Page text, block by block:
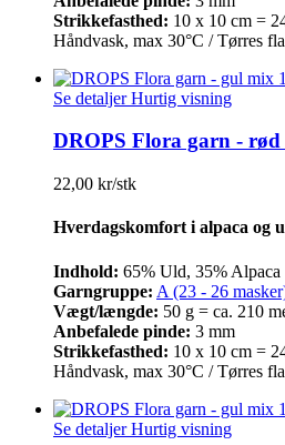
Strikkefasthed: 10 x 10 cm =
Håndvask, max 30°C / Tørres
Se detaljerHurtig visning
DROPS Flora garn - rød
22,00 kr/stk
Hverdagskomfort i alpaca og
Indhold: 65% Uld, 35% Alpaca
Garngruppe: A (23 - 26
Vægt/længde: 50 g = ca. 210
Anbefalede pinde: 3 mm
Strikkefasthed: 10 x 10 cm =
Håndvask, max 30°C / Tørres
Se detaljerHurtig visning